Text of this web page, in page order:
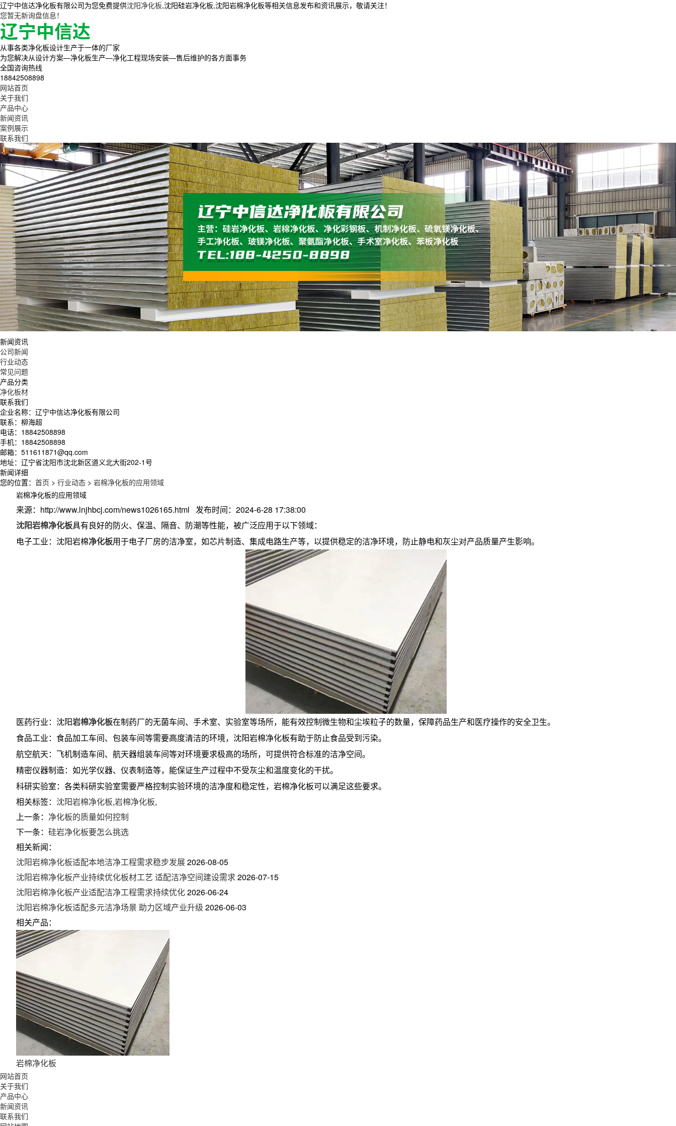
辽宁中信达净化板有限公司为您免费提供沈阳净化板,沈阳硅岩净化板,沈阳岩棉净化板等相关信息发布和资讯展示，敬请关注！
您暂无新询盘信息！
从事各类净化板设计生产于一体的厂家
为您解决从设计方案—净化板生产—净化工程现场安装—售后维护的各方面事务
全国咨询热线
18842508898
网站首页
关于我们
产品中心
新闻资讯
案例展示
联系我们
新闻资讯
公司新闻
行业动态
常见问题
产品分类
净化板材
联系我们
企业名称：辽宁中信达净化板有限公司
联系：柳海超
电话：18842508898
手机：18842508898
邮箱：511611871@qq.com
地址：辽宁省沈阳市沈北新区道义北大街202-1号
新闻详细
您的位置： 首页 > 行业动态 > 岩棉净化板的应用领域
岩棉净化板的应用领域
来源：http://www.lnjhbcj.com/news1026165.html 发布时间：2024-6-28 17:38:00
沈阳岩棉净化板具有良好的防火、保温、隔音、防潮等性能，被广泛应用于以下领域：
电子工业：沈阳岩棉净化板用于电子厂房的洁净室，如芯片制造、集成电路生产等，以提供稳定的洁净环境，防止静电和灰尘对产品质量产生影响。
医药行业：沈阳岩棉净化板在制药厂的无菌车间、手术室、实验室等场所，能有效控制微生物和尘埃粒子的数量，保障药品生产和医疗操作的安全卫生。
食品工业：食品加工车间、包装车间等需要高度清洁的环境，沈阳岩棉净化板有助于防止食品受到污染。
航空航天：飞机制造车间、航天器组装车间等对环境要求极高的场所，可提供符合标准的洁净空间。
精密仪器制造：如光学仪器、仪表制造等，能保证生产过程中不受灰尘和温度变化的干扰。
科研实验室：各类科研实验室需要严格控制实验环境的洁净度和稳定性，岩棉净化板可以满足这些要求。
相关标签： 沈阳岩棉净化板,岩棉净化板,
上一条： 净化板的质量如何控制
下一条： 硅岩净化板要怎么挑选
相关新闻：
沈阳岩棉净化板适配本地洁净工程需求稳步发展2026-08-05
沈阳岩棉净化板产业持续优化板材工艺 适配洁净空间建设需求2026-07-15
沈阳岩棉净化板产业适配洁净工程需求持续优化2026-06-24
沈阳岩棉净化板适配多元洁净场景 助力区域产业升级 2026-06-03
相关产品：
岩棉净化板
网站首页
关于我们
产品中心
新闻资讯
联系我们